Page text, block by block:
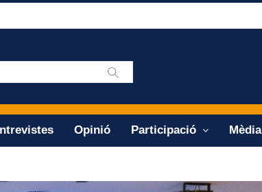
Opinió Participació Mèdia